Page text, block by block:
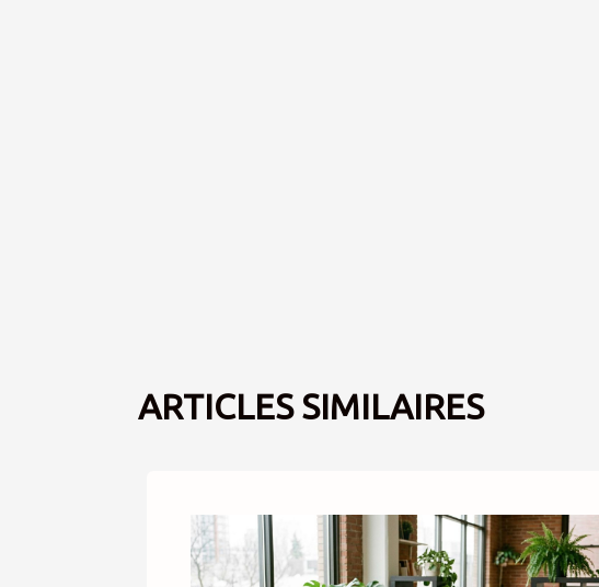
ARTICLES SIMILAIRES